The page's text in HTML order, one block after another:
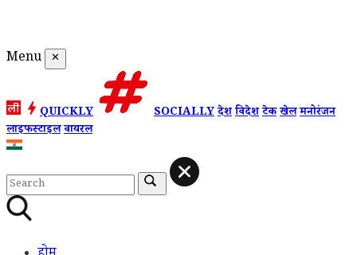
Menu ✕
QUICKLY SOCIALLYदेशविदेशटेकखेलमनोरंजन
लाइफस्टाइलवायरल